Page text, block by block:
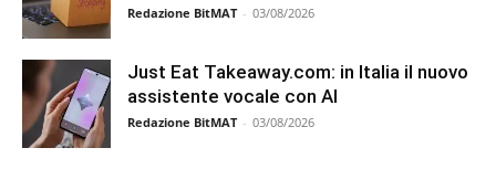
Redazione BitMAT - 03/08/2026
Just Eat Takeaway.com: in Italia il nuovo
assistente vocale con AI
Redazione BitMAT - 03/08/2026